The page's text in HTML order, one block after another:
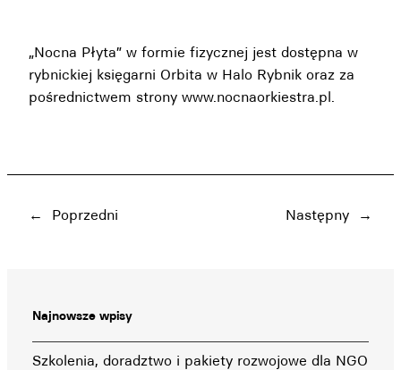
„Nocna Płyta” w formie fizycznej jest dostępna w
rybnickiej księgarni Orbita w Halo Rybnik oraz za
pośrednictwem strony www.nocnaorkiestra.pl.
← Poprzedni Następny →
Najnowsze wpisy
Szkolenia, doradztwo i pakiety rozwojowe dla NGO